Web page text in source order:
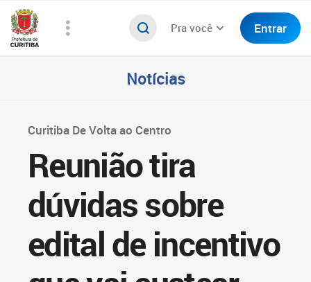
Pra você Entrar
Notícias
Curitiba De Volta ao Centro
Reunião tira
dúvidas sobre
edital de incentivo